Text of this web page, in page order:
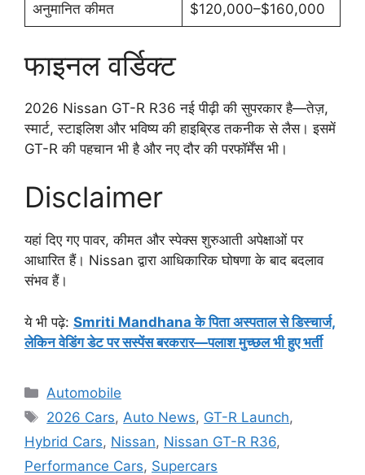
अनुमानित कीमत $120,000–$160,000
फाइनल वर्डिक्ट
2026 Nissan GT-R R36 नई पीढ़ी की सुपरकार है—तेज़,
स्मार्ट, स्टाइलिश और भविष्य की हाइब्रिड तकनीक से लैस। इसमें
GT-R की पहचान भी है और नए दौर की परफॉर्मेंस भी।
Disclaimer
यहां दिए गए पावर, कीमत और स्पेक्स शुरुआती अपेक्षाओं पर
आधारित हैं। Nissan द्वारा आधिकारिक घोषणा के बाद बदलाव
संभव हैं।
ये भी पढ़े: Smriti Mandhana के पिता अस्पताल से डिस्चार्ज,
लेकिन वेडिंग डेट पर सस्पेंस बरकरार—पलाश मुच्छल भी हुए भर्ती
Categories
Automobile
Tags
2026 Cars, Auto News, GT-R Launch,
Hybrid Cars, Nissan, Nissan GT-R R36,
Performance Cars, Supercars